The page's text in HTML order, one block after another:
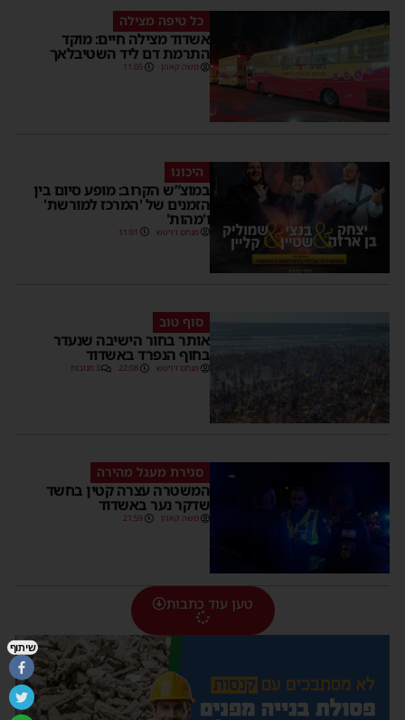
כל טיפה מצילה
אשדוד מצילה חיים: מוקד
התרמת דם ליד השטיבלאך
משה קאהן 11:05
היכונו
במוצ”ש הקרוב: מופע סיום בין
הזמנים של 'המרכז למורשת'
ו'מהות'
מנחם דויטש 11:01
סוף טוב
אותר בחור הישיבה שנעדר
בחוף הנפרד באשדוד
מנחם דויטש 22:08 3 תגובות
סגירת מעגל מהירה
המשטרה עצרה קטין בחשד
שדקר נער באשדוד
משה קאהן 21:59
טען עוד כתבות
שיתוף